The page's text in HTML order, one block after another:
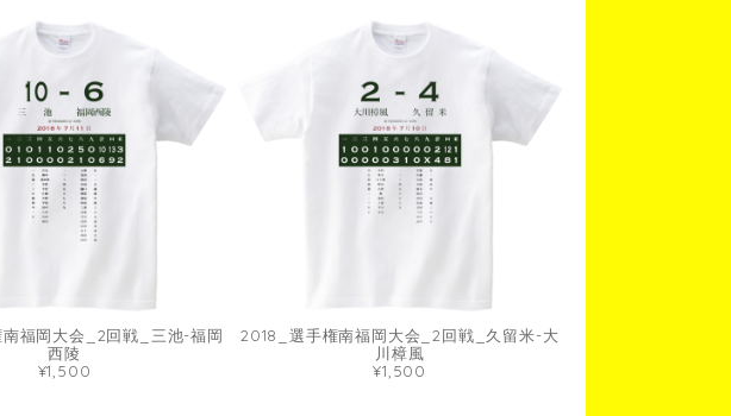
福岡大会_2回戦_三池-福岡
西陵
¥1,500
2018_選手権南福岡大会_2回戦_久留米-大
川樟風
¥1,500